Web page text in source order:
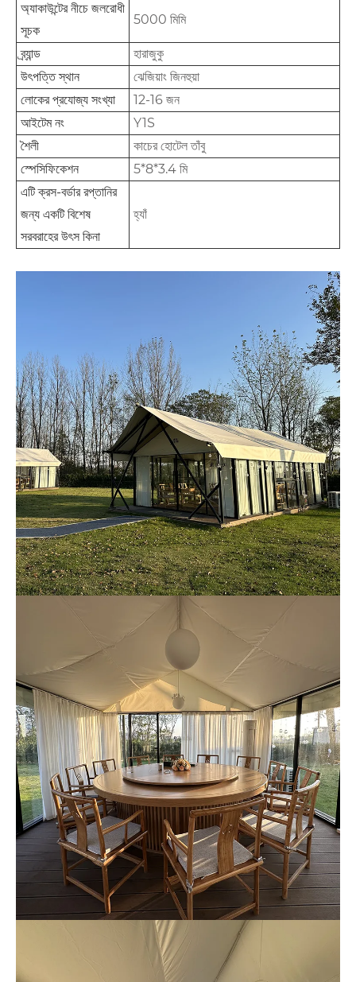
অ্যাকাউন্টের নীচে জলরোধী
সূচক
5000 মিমি
ব্র্যান্ড
হারাজুকু
উৎপত্তি স্থান
ঝেজিয়াং জিনহুয়া
লোকের প্রযোজ্য সংখ্যা
12-16 জন
আইটেম নং
Y1S
শৈলী
কাচের হোটেল তাঁবু
স্পেসিফিকেশন
5*8*3.4 মি
এটি ক্রস-বর্ডার রপ্তানির
জন্য একটি বিশেষ
সরবরাহের উৎস কিনা
হ্যাঁ